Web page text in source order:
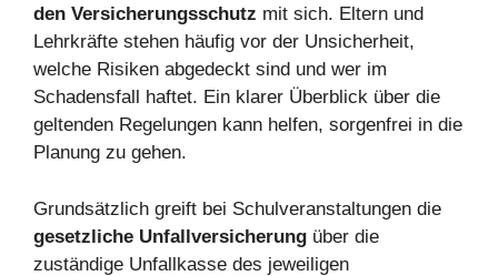
den Versicherungsschutz mit sich. Eltern und
Lehrkräfte stehen häufig vor der Unsicherheit,
welche Risiken abgedeckt sind und wer im
Schadensfall haftet. Ein klarer Überblick über die
geltenden Regelungen kann helfen, sorgenfrei in die
Planung zu gehen.
Grundsätzlich greift bei Schulveranstaltungen die
gesetzliche Unfallversicherung über die
zuständige Unfallkasse des jeweiligen